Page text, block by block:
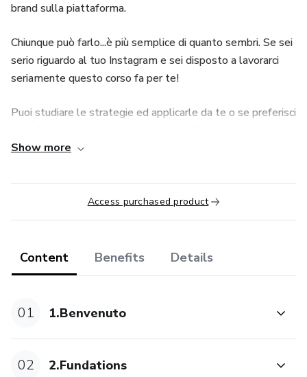
brand sulla piattaforma.
Chiunque può farlo...è più semplice di quanto sembri. Se sei
serio riguardo al tuo Instagram e sei disposto a lavorarci
seriamente questo corso fa per te!
Puoi studiare le strategie ed applicarle da te o se preferisci
Show more
Access purchased product
Content Benefits Details
01 1.Benvenuto
02 2.Fundations